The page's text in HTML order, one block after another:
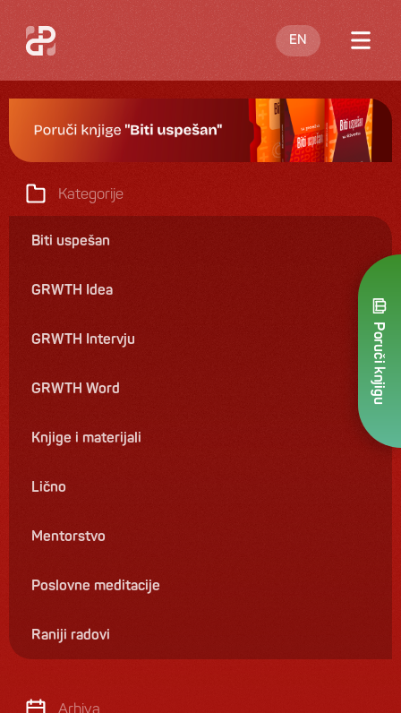
EN
O meni
Blog
Knjige
Kontakt
Poruči knjigu
Kategorije
Biti uspešan
GRWTH Idea
GRWTH Intervju
GRWTH Word
Knjige i materijali
Lično
Mentorstvo
Poslovne meditacije
Raniji radovi
Arhiva